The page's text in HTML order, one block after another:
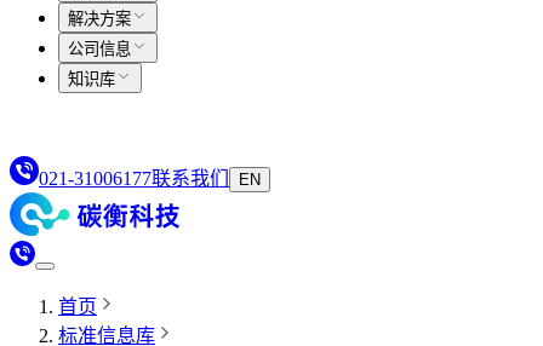
解决方案
公司信息
知识库
021-31006177联系我们 EN
首页
标准信息库